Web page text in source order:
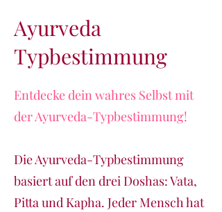
Ayurveda
Typbestimmung
Entdecke dein wahres Selbst mit
der Ayurveda-Typbestimmung!
Die Ayurveda-Typbestimmung
basiert auf den drei Doshas: Vata,
Pitta und Kapha. Jeder Mensch hat